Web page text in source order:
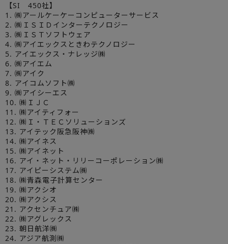
【SI 450社】
1. ㈱アールケーケーコンピューターサービス
2. ㈱ＩＳＩＤインターテクノロジー
3. ㈱ＩＳＴソフトウェア
4. ㈱アイエックスときわテクノロジー
5. アイエックス・ナレッジ㈱
6. ㈱アイエム
7. ㈱アイク
8. アイコムソフト㈱
9. ㈱アイシーエス
10. ㈱ＩＪＣ
11. ㈱アイティフォー
12. ㈱Ｉ・ＴＥＣソリューションズ
13. アイテック阪急阪神㈱
14. ㈱アイネス
15. ㈱アイネット
16. アイ・ネット・リリーコーポレーション㈱
17. アイピーシステム㈱
18. ㈱青森電子計算センター
19. ㈱アクシオ
20. ㈱アクシス
21. アクセンチュア㈱
22. ㈱アグレックス
23. 朝日航洋㈱
24. アジア航測㈱